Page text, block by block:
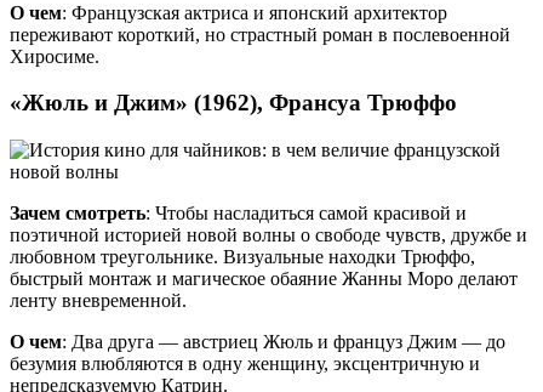
О чем: Французская актриса и японский архитектор
переживают короткий, но страстный роман в послевоенной
Хиросиме.
«Жюль и Джим» (1962), Франсуа Трюффо
Зачем смотреть: Чтобы насладиться самой красивой и
поэтичной историей новой волны о свободе чувств, дружбе и
любовном треугольнике. Визуальные находки Трюффо,
быстрый монтаж и магическое обаяние Жанны Моро делают
ленту вневременной.
О чем: Два друга — австриец Жюль и француз Джим — до
безумия влюбляются в одну женщину, эксцентричную и
непредсказуемую Катрин.